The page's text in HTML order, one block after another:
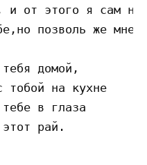
и от этого я сам не
позволь же мне
домой,
тобой на кухне
в глаза